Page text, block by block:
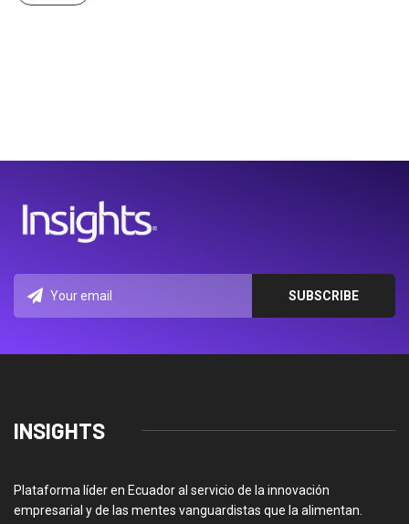
INSIGHTS
Plataforma líder en Ecuador al servicio de la innovación
empresarial y de las mentes vanguardistas que la alimentan.